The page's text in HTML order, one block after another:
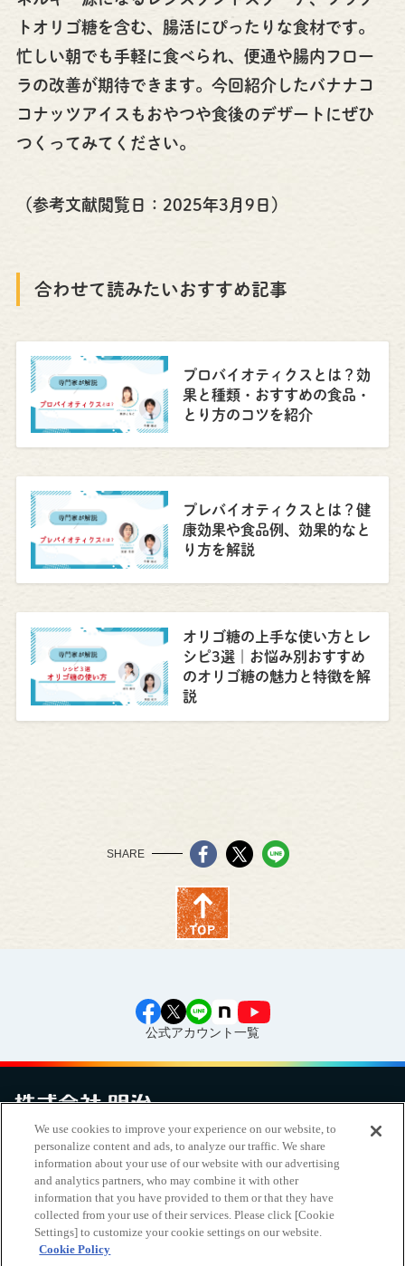
トオリゴ糖を含む、腸活にぴったりな食材です。
忙しい朝でも手軽に食べられ、便通や腸内フロー
ラの改善が期待できます。今回紹介したバナナコ
コナッツアイスもおやつや食後のデザートにぜひ
つくってみてください。
（参考文献閲覧日：2025年3月9日）
合わせて読みたいおすすめ記事
プロバイオティクスとは？効
果と種類・おすすめの食品・
とり方のコツを紹介
プレバイオティクスとは？健
康効果や食品例、効果的なと
り方を解説
オリゴ糖の上手な使い方とレ
シピ3選｜お悩み別おすすめ
のオリゴ糖の魅力と特徴を解
説
SHARE
公式アカウント一覧
お問い合わせサイトマップ個人情報保護について電子公告
アクセシビリティへの対応方針ご利用規約明治グループのDX
Cookie Settings
明治ホールディングス株式会社 EN
Meiji Seika ファルマ株式会社
We use cookies to improve your experience on our website, to
personalize content and ads, to analyze our traffic. We share
information about your use of our website with our advertising
and analytics partners, who may combine it with other
information that you have provided to them or that they have
collected from your use of their services. Please click [Cookie
Settings] to customize your cookie settings on our website.
Cookie Policy